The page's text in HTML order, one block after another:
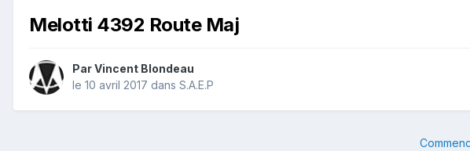
Melotti 4392 Route Maj
ParVincent Blondeau
le 10 avril 2017 dans S.A.E.P